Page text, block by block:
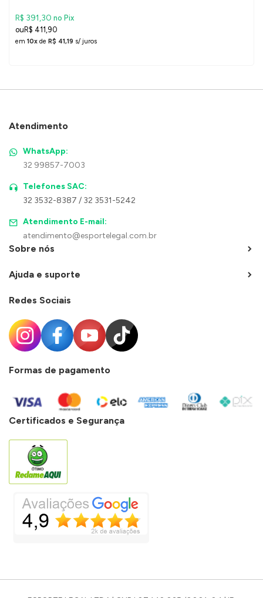
R$ 391,30 no Pix
R$ 411,90
em 10x de R$ 41,19 s/ juros
Atendimento
WhatsApp:
32 99857-7003
Telefones SAC:
32 3532-8387 / 32 3531-5242
Atendimento E-mail:
atendimento@esportelegal.com.br
Sobre nós
Ajuda e suporte
Redes Sociais
Formas de pagamento
Certificados e Segurança